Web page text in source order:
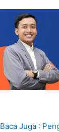
Baca Juga :